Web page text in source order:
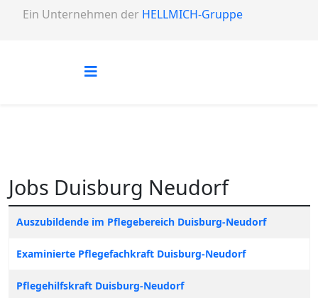
Ein Unternehmen der HELLMICH-Gruppe
Jobs Duisburg Neudorf
Titel
Auszubildende im Pflegebereich Duisburg-Neudorf
Examinierte Pflegefachkraft Duisburg-Neudorf
Pflegehilfskraft Duisburg-Neudorf